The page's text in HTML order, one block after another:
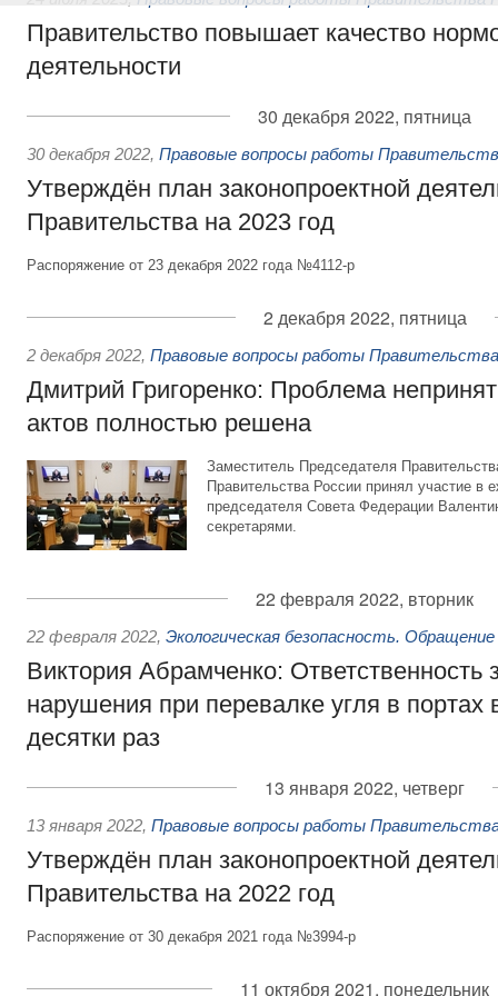
Правительство повышает качество
деятельности
30 декабря 2022, пятница
30 декабря 2022, Правовые вопросы работы
Утверждён план законопроектной
Правительства на 2023 год
Распоряжение от 23 декабря 2022 года №4112-р
2 декабря 2022, пятница
2 декабря 2022, Правовые вопросы работы
Дмитрий Григоренко: Проблема
актов полностью решена
Заместитель Председателя
Правительства России принял участие в
председателя Совета Федерации
секретарями.
22 февраля 2022, вторник
22 февраля 2022, Экологическая безопасность.
Виктория Абрамченко: Ответственность
нарушения при перевалке угля в портах
десятки раз
13 января 2022, четверг
13 января 2022, Правовые вопросы работы
Утверждён план законопроектной
Правительства на 2022 год
Распоряжение от 30 декабря 2021 года №3994-р
11 октября 2021, понедельник